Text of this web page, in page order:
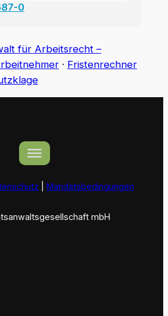
0
für Arbeitsrecht –
· Fristenrechner
Mandatsbedingungen
mbH